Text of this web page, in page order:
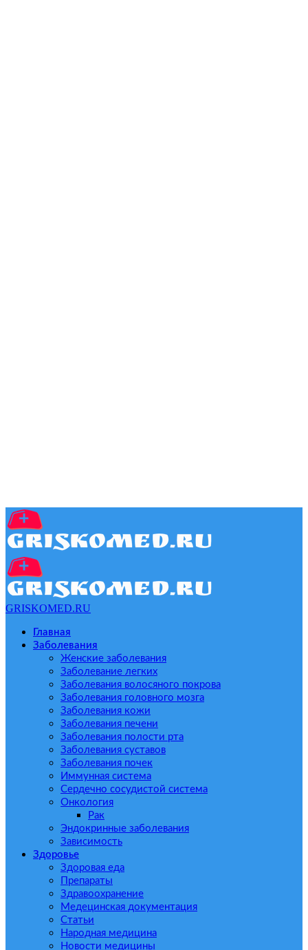
GRISKOMED.RU
Главная
Заболевания
Женские заболевания
Заболевание легких
Заболевания волосяного покрова
Заболевания головного мозга
Заболевания кожи
Заболевания печени
Заболевания полости рта
Заболевания суставов
Заболевания почек
Иммунная система
Сердечно сосудистой система
Онкология
Рак
Эндокринные заболевания
Зависимость
Здоровье
Здоровая еда
Препараты
Здравоохранение
Медецинская документация
Статьи
Народная медицина
Новости медицины